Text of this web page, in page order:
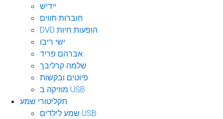
יידיש
חוברות תווים
DVD הופעות חיות
ישי ריבו
אברהם פריד
שלמה קרליבך
פיוטים ובקשות
מוזיקה ב USB
תקליטורי שמע
שמע לילדים USB